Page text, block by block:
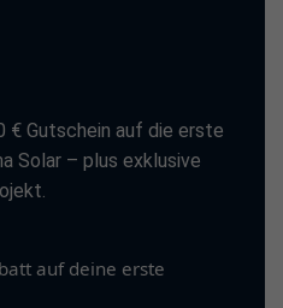
€ Gutschein auf die erste
Solar – plus exklusive
auf deine erste